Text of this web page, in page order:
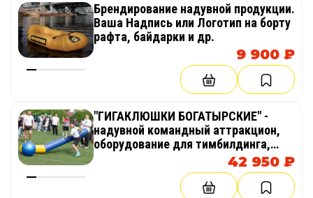
Брендирование надувной продукции.
Ваша Надпись или Логотип на борту
рафта, байдарки и др.
9 900 ₽
"ГИГАКЛЮШКИ БОГАТЫРСКИЕ" -
надувной командный аттракцион,
оборудование для тимбилдинга,
праздника, корпоратива,
соревнований, веселых стартов,
42 950 ₽